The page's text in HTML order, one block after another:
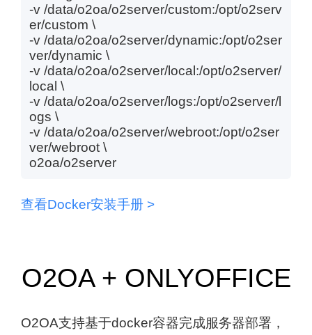
-v /data/o2oa/o2server/custom:/opt/o2serv
er/custom \
-v /data/o2oa/o2server/dynamic:/opt/o2ser
ver/dynamic \
-v /data/o2oa/o2server/local:/opt/o2server/
local \
-v /data/o2oa/o2server/logs:/opt/o2server/l
ogs \
-v /data/o2oa/o2server/webroot:/opt/o2ser
ver/webroot \
o2oa/o2server
查看Docker安装手册 >
O2OA + ONLYOFFICE
O2OA支持基于docker容器完成服务器部署，